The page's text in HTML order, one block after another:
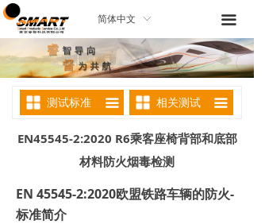
끀
ꀅ
简体中文
测试标准 끀 相关测试 끀
EN45545-2:2020 R6乘客座椅背部和底部
材料防火烟毒检测
EN 45545-2:2020欧盟铁路车辆的防火-
标准简介